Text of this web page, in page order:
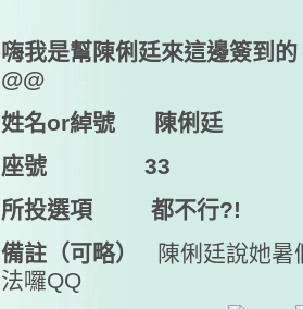
嗨我是幫陳俐廷來這邊簽到
@@
姓名or綽號 陳俐廷
座號 33
所投選項 都不行?!
備註（可略）
陳俐廷說她暑
法囉QQ